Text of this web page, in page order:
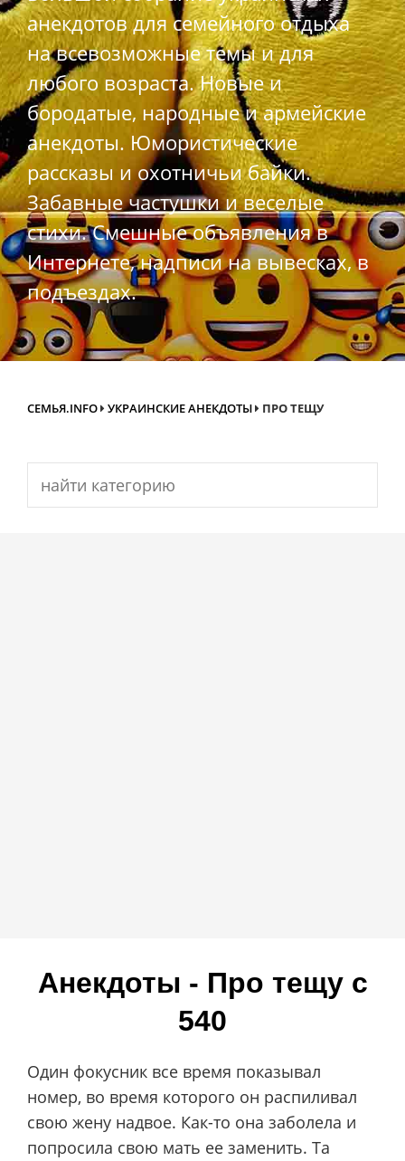
анекдотов для семейного отдыха
на всевозможные темы и для
любого возраста. Новые и
бородатые, народные и армейские
анекдоты. Юмористические
рассказы и охотничьи байки.
Забавные частушки и веселые
стихи. Смешные объявления в
Интернете, надписи на вывесках, в
подъездах.
СЕМЬЯ.INFO УКРАИНСКИЕ АНЕКДОТЫ ПРО ТЕЩУ
Search
Анекдоты - Про тещу c
540
Один фокусник все время показывал
номер, во время которого он распиливал
свою жену надвое. Как-то она заболела и
попросила свою мать ее заменить. Та